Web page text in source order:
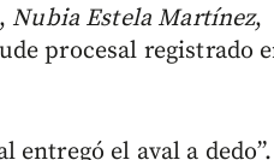
Nubia Estela Martínez,
procesal registrado
el aval a dedo”.